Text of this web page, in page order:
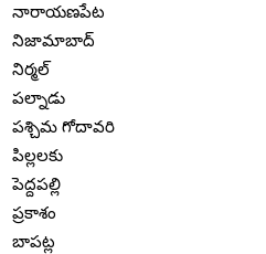
నారాయణపేట
నిజామాబాద్
నిర్మల్
పల్నాడు
పశ్చిమ గోదావరి
పిల్లలకు
పెద్దపల్లి
ప్రకాశం
బాపట్ల